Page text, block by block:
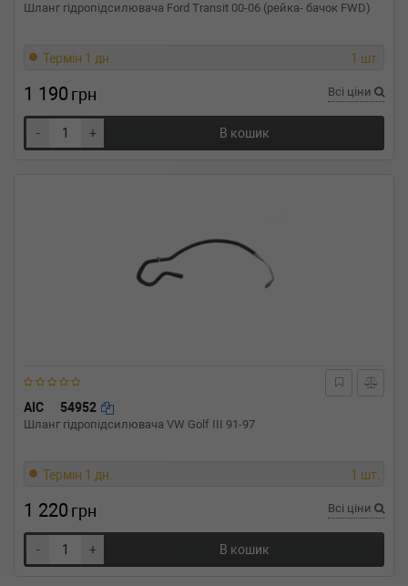
Шланг гідропідсилювача Ford Transit 00-06 (рейка- бачок FWD)
Термін 1 дн. 1 шт.
1 190 грн Всі ціни
- + В кошик
AIC 54952
Шланг гідропідсилювача VW Golf III 91-97
Термін 1 дн. 1 шт.
1 220 грн Всі ціни
- + В кошик